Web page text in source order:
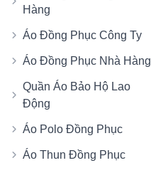
Hàng
Áo Đồng Phục Công Ty
Áo Đồng Phục Nhà Hàng
Quần Áo Bảo Hộ Lao
Động
Áo Polo Đồng Phục
Áo Thun Đồng Phục